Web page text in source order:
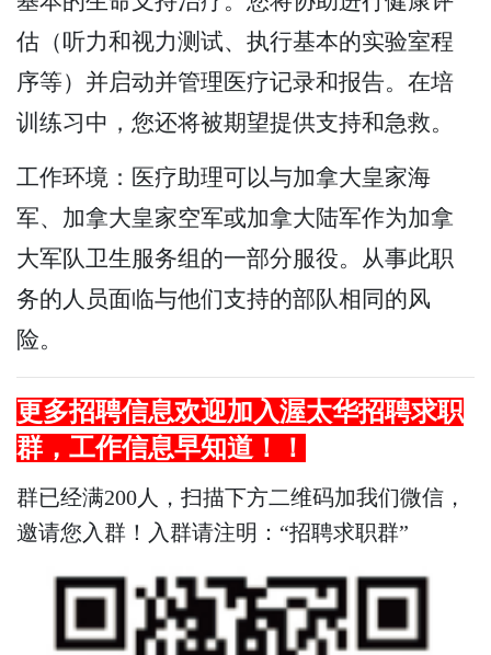
估（听力和视力测试、执行基本的实验室程
序等）并启动并管理医疗记录和报告。在培
训练习中，您还将被期望提供支持和急救。
工作环境：医疗助理可以与加拿大皇家海
军、加拿大皇家空军或加拿大陆军作为加拿
大军队卫生服务组的一部分服役。从事此职
务的人员面临与他们支持的部队相同的风
险。
更多招聘信息欢迎加入渥太华招聘求职
群， 工作信息早知道！！
群已经满200人，扫描下方二维码加我们微信，
邀请您入群！入群请注明：“招聘求职群”